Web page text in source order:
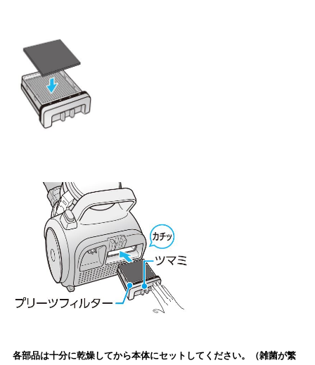
各部品は十分に乾燥してから本体にセットしてください。（雑菌が繁